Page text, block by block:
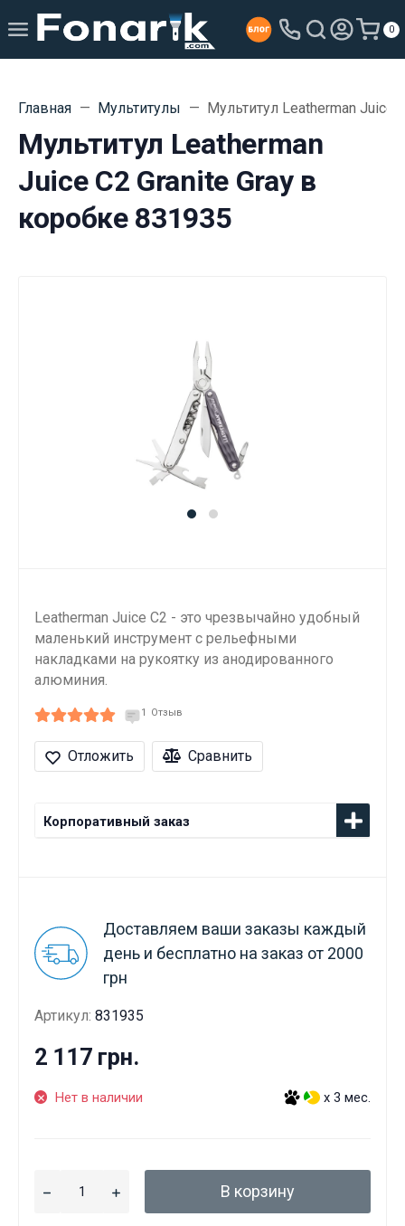
0
Главная Мультитулы Мультитул Leatherman Juice
Мультитул Leatherman
Juice C2 Granite Gray в
коробке 831935
​Leatherman Juice C2 - это чрезвычайно удобный
маленький инструмент с рельефными
накладками на рукоятку из анодированного
алюминия.
1 Отзыв
Отложить Сравнить
Корпоративный заказ
Доставляем ваши заказы каждый
день и бесплатно на заказ от 2000
грн
Артикул: 831935
2 117 грн.
Нет в наличии x 3 мес.
В корзину